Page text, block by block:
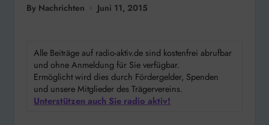
By Nachrichten Juni 11, 2015
Alle Beiträge auf radio-aktiv.de sind kostenfrei abrufbar
und ohne Anmeldung für Sie verfügbar.
Ermöglicht wird dies durch Fördergelder, Spenden
und unsere Mitglieder des Trägervereins.
Unterstützen auch Sie radio aktiv!